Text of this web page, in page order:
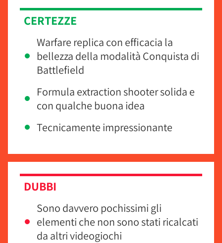
CERTEZZE
Warfare replica con efficacia la
bellezza della modalità Conquista di
Battlefield
Formula extraction shooter solida e
con qualche buona idea
Tecnicamente impressionante
DUBBI
Sono davvero pochissimi gli
elementi che non sono stati ricalcati
da altri videogiochi